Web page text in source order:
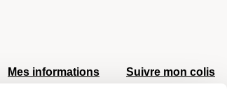
Mes informations Suivre mon colis